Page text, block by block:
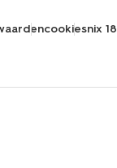
cookiesnix 18